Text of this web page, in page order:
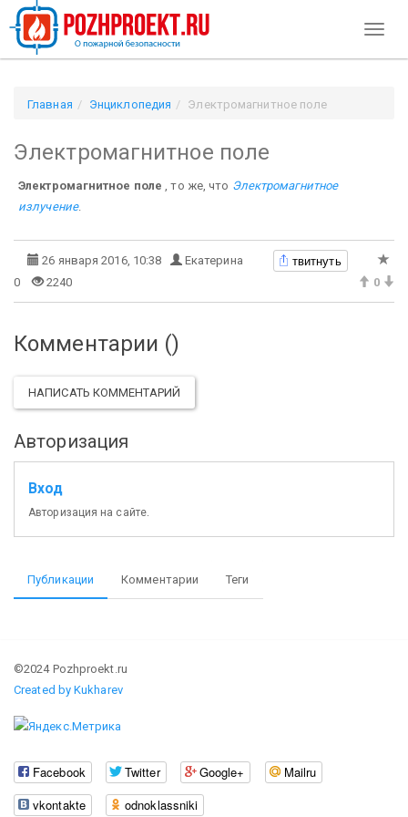
Главная Энциклопедия Электромагнитное поле
Электромагнитное поле
Электромагнитное поле , то же, что Электромагнитное
излучение.
26 января 2016, 10:38 Екатерина твитнуть
0 2240 0
Комментарии ()
НАПИСАТЬ КОММЕНТАРИЙ
Авторизация
Вход
Авторизация на сайте.
Публикации Комментарии Теги
©2024 Pozhproekt.ru
Created by Kukharev
Facebook Twitter Google+
Mailru
vkontakte
odnoklassniki